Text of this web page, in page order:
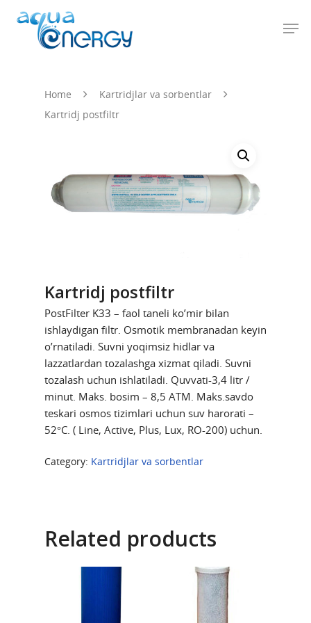
Hit enter to search or ESC to close
Home
Kartridjlar va sorbentlar
Kartridj postfiltr
Kartridj postfiltr
PostFilter K33 – faol taneli ko’mir bilan
ishlaydigan filtr. Osmotik membranadan keyin
o’rnatiladi. Suvni yoqimsiz hidlar va
lazzatlardan tozalashga xizmat qiladi. Suvni
tozalash uchun ishlatiladi. Quvvati-3,4 litr /
minut. Maks. bosim – 8,5 ATM. Maks.savdo
teskari osmos tizimlari uchun suv harorati –
52°C. ( Line, Active, Plus, Lux, RO-200) uchun.
Category: Kartridjlar va sorbentlar
Related products